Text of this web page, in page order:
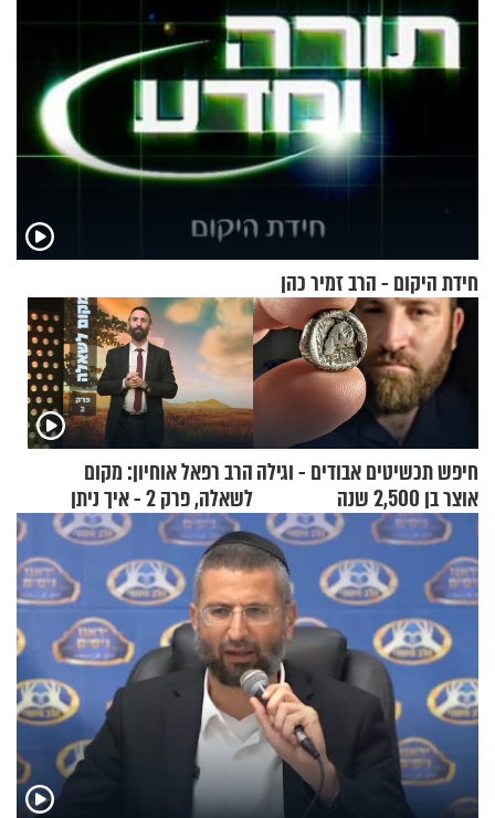
חידת היקום - הרב זמיר כהן
חיפש תכשיטים אבודים - וגילה
אוצר בן 2,500 שנה
הרב רפאל אוחיון: מקום
לשאלה, פרק 2 - איך ניתן
להוכיח שהתורה משמיים?